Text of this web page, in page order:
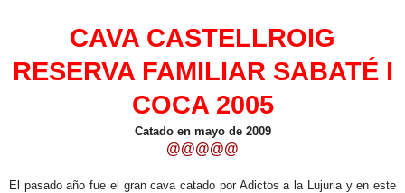
CAVA CASTELLROIG
RESERVA FAMILIAR SABATÉ I
COCA 2005
Catado en mayo de 2009
@@@@@
El pasado año fue el gran cava catado por Adictos a la Lujuria y en este